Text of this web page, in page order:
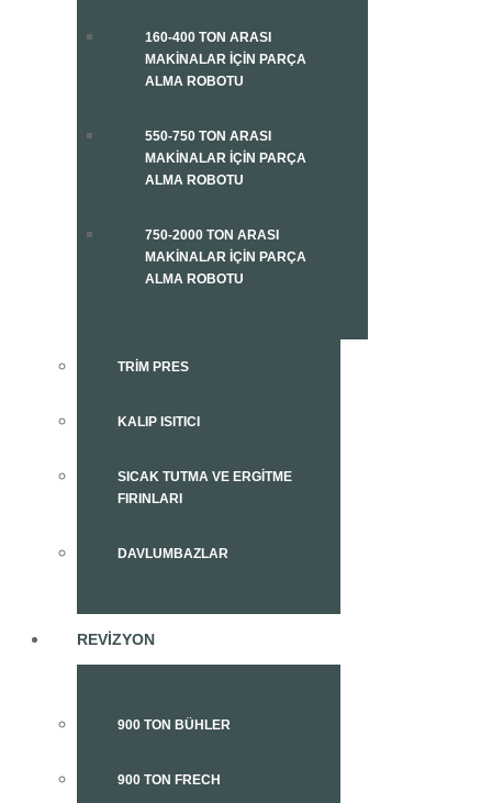
160-400 TON ARASI
MAKINALAR İÇIN PARÇA
ALMA ROBOTU
550-750 TON ARASI
MAKINALAR İÇIN PARÇA
ALMA ROBOTU
750-2000 TON ARASI
MAKINALAR İÇIN PARÇA
ALMA ROBOTU
TRIM PRES
KALIP ISITICI
SICAK TUTMA VE ERGITME
FIRINLARI
DAVLUMBAZLAR
REVIZYON
900 TON BÜHLER
900 TON FRECH